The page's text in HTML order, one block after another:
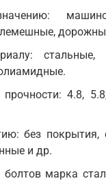
стальные,
4.8,
без покрытия,
и др.
марка